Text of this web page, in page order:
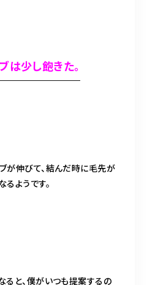
少し飽きた。
が伸びて、結んだ時に毛先が
ようです。
ると、僕がいつも提案するの